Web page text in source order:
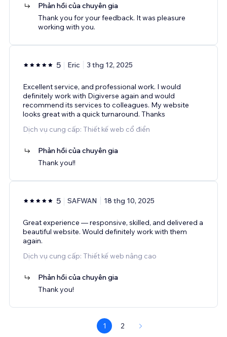
Phản hồi của chuyên gia
Thank you for your feedback. It was pleasure
working with you.
5 Eric 3 thg 12, 2025
Excellent service, and professional work. I would
definitely work with Digiverse again and would
recommend its services to colleagues. My website
looks great with a quick turnaround. Thanks
Dịch vụ cung cấp: Thiết kế web cổ điển
Phản hồi của chuyên gia
Thank you!!
5 SAFWAN 18 thg 10, 2025
Great experience — responsive, skilled, and delivered a
beautiful website. Would definitely work with them
again.
Dịch vụ cung cấp: Thiết kế web nâng cao
Phản hồi của chuyên gia
Thank you!
1 2